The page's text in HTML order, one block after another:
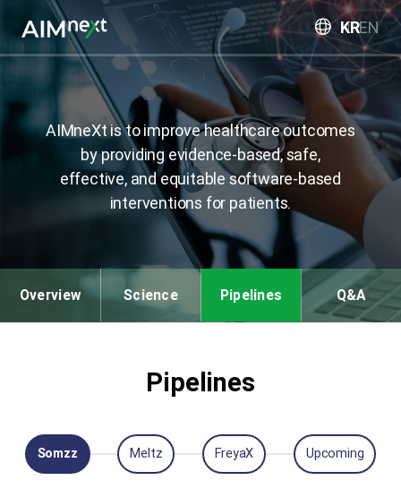
KREN
AIMneXt is to improve healthcare outcomes
by providing evidence-based,safe,
effective, and equitable software-based
interventions for patients.
Overview Science Pipelines Q&A
Pipelines
Somzz Meltz FreyaX Upcoming